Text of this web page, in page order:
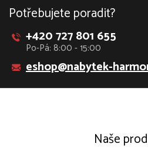
Potřebujete poradit?
+420 727 801 655
Po-Pá: 8:00 - 15:00
eshop@nabytek-
Naše